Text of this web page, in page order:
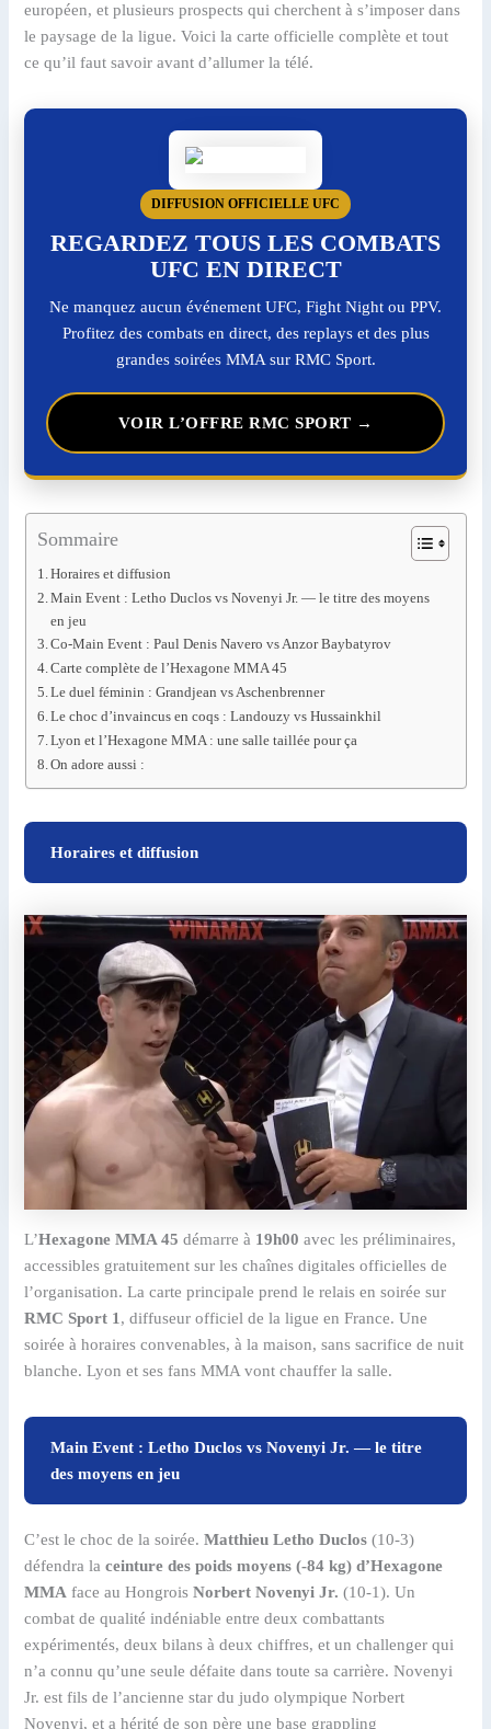
européen, et plusieurs prospects qui cherchent à s’imposer dans
le paysage de la ligue. Voici la carte officielle complète et tout
ce qu’il faut savoir avant d’allumer la télé.
DIFFUSION OFFICIELLE UFC
REGARDEZ TOUS LES COMBATS
UFC EN DIRECT
Ne manquez aucun événement UFC, Fight Night ou PPV.
Profitez des combats en direct, des replays et des plus
grandes soirées MMA sur RMC Sport.
VOIR L’OFFRE RMC SPORT →
Sommaire
Horaires et diffusion
Main Event : Letho Duclos vs Novenyi Jr. — le titre des moyens
en jeu
Co-Main Event : Paul Denis Navero vs Anzor Baybatyrov
Carte complète de l’Hexagone MMA 45
Le duel féminin : Grandjean vs Aschenbrenner
Le choc d’invaincus en coqs : Landouzy vs Hussainkhil
Lyon et l’Hexagone MMA : une salle taillée pour ça
On adore aussi :
Horaires et diffusion
L’Hexagone MMA 45 démarre à 19h00 avec les préliminaires,
accessibles gratuitement sur les chaînes digitales officielles de
l’organisation. La carte principale prend le relais en soirée sur
RMC Sport 1 , diffuseur officiel de la ligue en France. Une
soirée à horaires convenables, à la maison, sans sacrifice de nuit
blanche. Lyon et ses fans MMA vont chauffer la salle.
Main Event : Letho Duclos vs Novenyi Jr. — le titre
des moyens en jeu
C’est le choc de la soirée.Matthieu Letho Duclos (10-3)
défendra laceinture des poids moyens (-84 kg) d’Hexagone
MMA face au HongroisNorbert Novenyi Jr. (10-1). Un
combat de qualité indéniable entre deux combattants
expérimentés, deux bilans à deux chiffres, et un challenger qui
n’a connu qu’une seule défaite dans toute sa carrière. Novenyi
Jr. est fils de l’ancienne star du judo olympique Norbert
Novenyi, et a hérité de son père une base grappling